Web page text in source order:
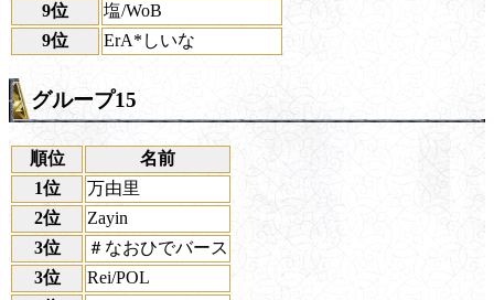
9位
塩/WoB
9位
ErA*しいな
グループ15
順位
名前
1位
万由里
2位
Zayin
3位
＃なおひでバース
3位
Rei/POL